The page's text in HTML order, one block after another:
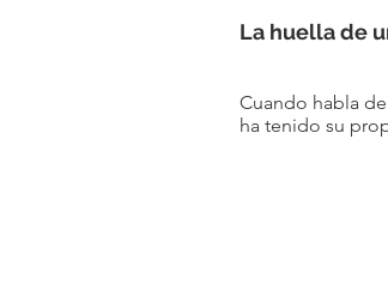
La huella de
Cuando habla
ha tenido su